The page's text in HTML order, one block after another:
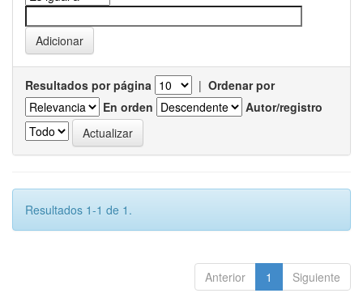
Resultados por página | Ordenar por
En orden
Autor/registro
Resultados 1-1 de 1.
Anterior 1 Siguiente